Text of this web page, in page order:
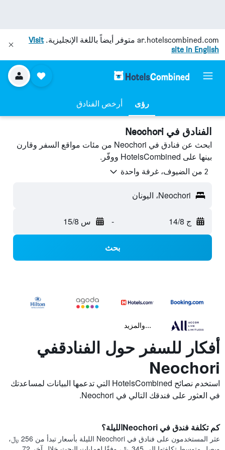
ar.hotelscombined.com متوفر أيضاً باللغة الإنجليزية.Visit
site in English
رؤى أرخص الفنادق
الفنادق في Neochori
ابحث عن فنادق في Neochori من مئات مواقع السفر وقارن
بينها على HotelsCombined ووفّر.
2 من الضيوف، غرفة واحدة
Neochori، اليونان
ج 14/8 - س 15/8
بحث
...والمزيد
أفكار للسفر حول الفنادقفي
Neochori
استخدم نصائح HotelsCombined التي تدعمها البيانات لمساعدتك
في العثور على فندقك التالي في Neochori.
كم تكلفة فندق في Neochoriالليلة؟
عثر المستخدمون على فنادق في Neochori الليلة بأسعار تبدأ من 256 ﷼،